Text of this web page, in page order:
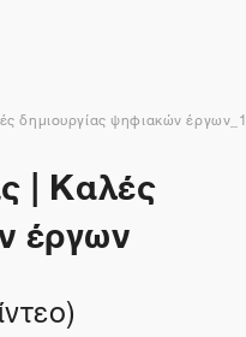
δημιουργίας ψηφιακών έργων_1
| Καλές
έργων